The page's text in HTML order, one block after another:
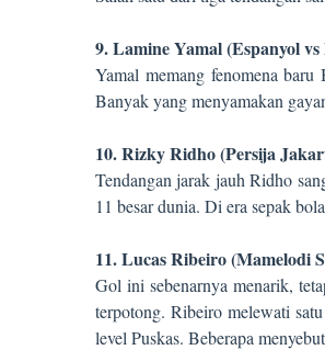
9. Lamine Yamal (Espanyol
Yamal memang fenomena
Banyak yang menyamakan
10. Rizky Ridho (Persija
Tendangan jarak jauh Ridho
11 besar dunia. Di era sepak
11. Lucas Ribeiro (Mamelodi
Gol ini sebenarnya menarik,
terpotong. Ribeiro melewati
level Puskas. Beberapa